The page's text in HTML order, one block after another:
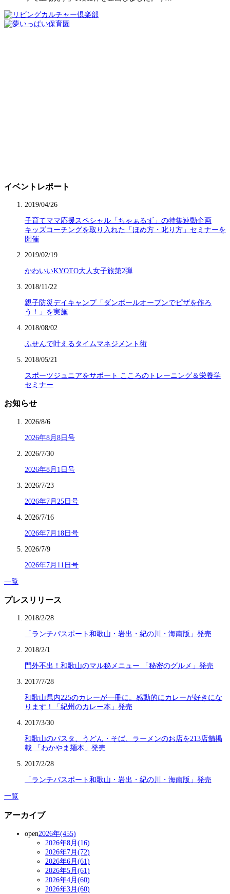
イベントレポート
2019/04/26
子育てママ応援スペシャル「ちゃぁるず」の特集連動企画
キッズコーチングを取り入れた「ほめ方・叱り方」セミナーを
開催
2019/02/19
かわいいKYOTO大人女子旅第2弾
2018/11/22
親子防災デイキャンプ「ダンボールオーブンでピザを作ろ
う！」を実施
2018/08/02
ふせんで叶えるタイムマネジメント術
2018/05/21
スポーツジュニアをサポート こころのトレーニング＆栄養学
セミナー
お知らせ
2026/8/6
2026年8月8日号
2026/7/30
2026年8月1日号
2026/7/23
2026年7月25日号
2026/7/16
2026年7月18日号
2026/7/9
2026年7月11日号
一覧
プレスリリース
2018/2/28
「ランチパスポート和歌山・岩出・紀の川・海南版」発売
2018/2/1
門外不出！和歌山のマル秘メニュー 「秘密のグルメ」発売
2017/7/28
和歌山県内225のカレーが一冊に。感動的にカレーが好きにな
ります！「紀州のカレー本」発売
2017/3/30
和歌山のパスタ、うどん・そば、ラーメンのお店を213店舗掲
載 「わかやま麺本」発売
2017/2/28
「ランチパスポート和歌山・岩出・紀の川・海南版」発売
一覧
アーカイブ
open2026年(455)
2026年8月(16)
2026年7月(72)
2026年6月(61)
2026年5月(61)
2026年4月(60)
2026年3月(60)